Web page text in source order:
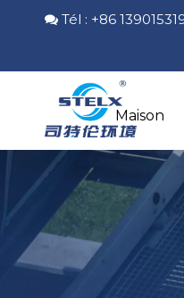
 Tél : +86
Maison